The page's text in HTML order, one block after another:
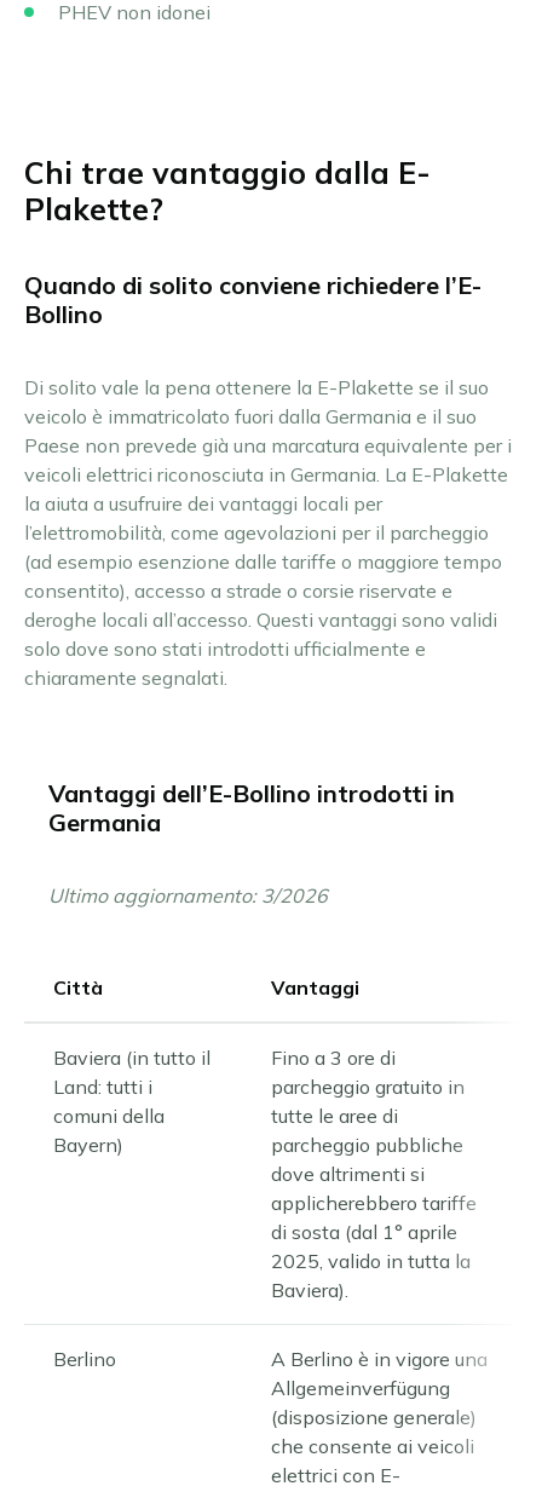
PHEV non idonei
Chi trae vantaggio dalla E-
Plakette?
Quando di solito conviene richiedere l’E-
Bollino
Di solito vale la pena ottenere la E-Plakette se il suo
veicolo è immatricolato fuori dalla Germania e il suo
Paese non prevede già una marcatura equivalente per i
veicoli elettrici riconosciuta in Germania. La E-Plakette
la aiuta a usufruire dei vantaggi locali per
l’elettromobilità, come agevolazioni per il parcheggio
(ad esempio esenzione dalle tariffe o maggiore tempo
consentito), accesso a strade o corsie riservate e
deroghe locali all’accesso. Questi vantaggi sono validi
solo dove sono stati introdotti ufficialmente e
chiaramente segnalati.
Vantaggi dell’E-Bollino introdotti in
Germania
Ultimo aggiornamento: 3/2026
Città Vantaggi
Baviera (in tutto il
Land: tutti i
comuni della
Bayern)
Fino a 3 ore di
parcheggio gratuito in
tutte le aree di
parcheggio pubbliche
dove altrimenti si
applicherebbero tariffe
di sosta (dal 1° aprile
2025, valido in tutta la
Baviera).
Berlino
A Berlino è in vigore una
Allgemeinverfügung
(disposizione generale)
che consente ai veicoli
elettrici con E-